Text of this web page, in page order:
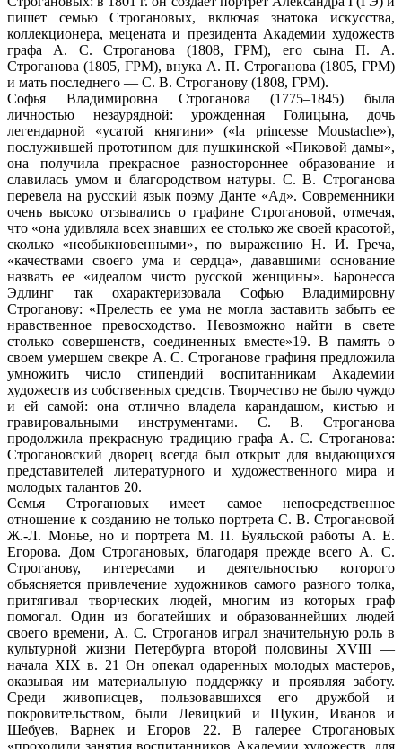
пишет семью Строгановых, включая знатока искусства,
коллекционера, мецената и президента Академии художеств
графа А. С. Строганова (1808, ГРМ), его сына П. А.
Строганова (1805, ГРМ), внука А. П. Строганова (1805, ГРМ)
и мать последнего — С. В. Строганову (1808, ГРМ).
Софья Владимировна Строганова (1775–1845) была
личностью незаурядной: урожденная Голицына, дочь
легендарной «усатой княгини» («la princesse Moustache»),
послужившей прототипом для пушкинской «Пиковой дамы»,
она получила прекрасное разностороннее образование и
славилась умом и благородством натуры. С. В. Строганова
перевела на русский язык поэму Данте «Ад». Современники
очень высоко отзывались о графине Строгановой, отмечая,
что «она удивляла всех знавших ее столько же своей красотой,
сколько «необыкновенными», по выражению Н. И. Греча,
«качествами своего ума и сердца», дававшими основание
назвать ее «идеалом чисто русской женщины». Баронесса
Эдлинг так охарактеризовала Софью Владимировну
Строганову: «Прелесть ее ума не могла заставить забыть ее
нравственное превосходство. Невозможно найти в свете
столько совершенств, соединенных вместе»19. В память о
своем умершем свекре А. С. Строганове графиня предложила
умножить число стипендий воспитанникам Академии
художеств из собственных средств. Творчество не было чуждо
и ей самой: она отлично владела карандашом, кистью и
гравировальными инструментами. С. В. Строганова
продолжила прекрасную традицию графа А. С. Строганова:
Строгановский дворец всегда был открыт для выдающихся
представителей литературного и художественного мира и
молодых талантов 20.
Семья Строгановых имеет самое непосредственное
отношение к созданию не только портрета С. В. Строгановой
Ж.-Л. Монье, но и портрета М. П. Буяльской работы А. Е.
Егорова. Дом Строгановых, благодаря прежде всего А. С.
Строганову, интересами и деятельностью которого
объясняется привлечение художников самого разного толка,
притягивал творческих людей, многим из которых граф
помогал. Один из богатейших и образованнейших людей
своего времени, А. С. Строганов играл значительную роль в
культурной жизни Петербурга второй половины XVIII —
начала XIX в. 21 Он опекал одаренных молодых мастеров,
оказывая им материальную поддержку и проявляя заботу.
Среди живописцев, пользовавшихся его дружбой и
покровительством, были Левицкий и Щукин, Иванов и
Шебуев, Варнек и Егоров 22. В галерее Строгановых
«проходили занятия воспитанников Академии художеств, для